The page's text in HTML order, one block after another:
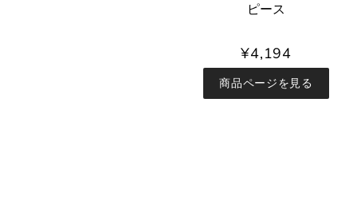
ピース
¥4,194
商品ページを見る